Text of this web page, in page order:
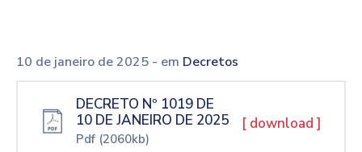
10 de janeiro de 2025 - em Decretos
DECRETO Nº 1019 DE
10 DE JANEIRO DE 2025
Pdf (2060kb)
[ download ]